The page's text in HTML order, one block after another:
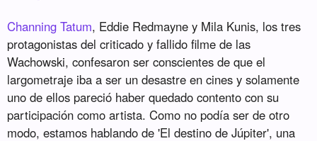
Channing Tatum, Eddie Redmayne y Mila Kunis, los tres
protagonistas del criticado y fallido filme de las
Wachowski, confesaron ser conscientes de que el
largometraje iba a ser un desastre en cines y solamente
uno de ellos pareció haber quedado contento con su
participación como artista. Como no podía ser de otro
modo, estamos hablando de 'El destino de Júpiter', una